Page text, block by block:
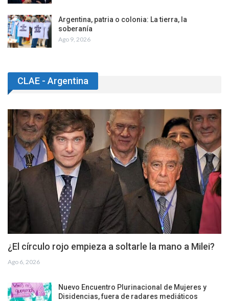
Argentina, patria o colonia: La tierra, la
soberanía
Ago 9, 2026
CLAE - Argentina
¿El círculo rojo empieza a soltarle la mano a Milei?
Ago 6, 2026
Nuevo Encuentro Plurinacional de Mujeres y
Disidencias, fuera de radares mediáticos